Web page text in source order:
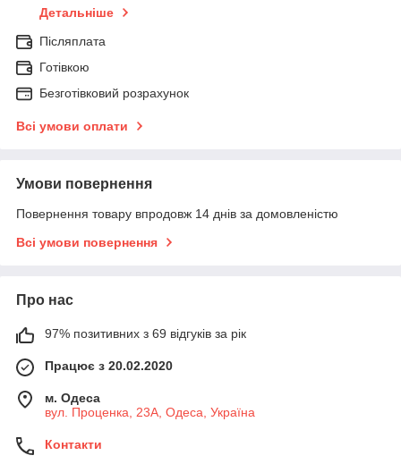
Детальніше
Післяплата
Готівкою
Безготівковий розрахунок
Всі умови оплати
Умови повернення
Повернення товару впродовж 14 днів за домовленістю
Всі умови повернення
Про нас
97% позитивних з 69 відгуків за рік
Працює з 20.02.2020
м. Одеса
вул. Проценка, 23А, Одеса, Україна
Контакти